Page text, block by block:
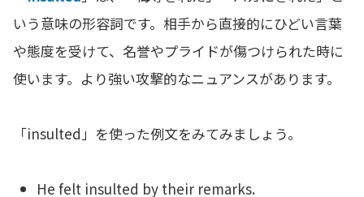
いう意味の形容詞です。相手から直接的にひどい言葉
や態度を受けて、名誉やプライドが傷つけられた時に
使います。より強い攻撃的なニュアンスがあります。
「insulted」を使った例文をみてみましょう。
He felt insulted by their remarks.